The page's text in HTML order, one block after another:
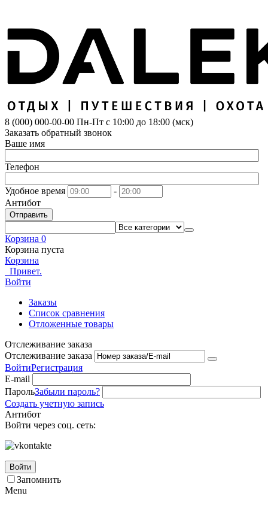
8 (000) 000-00-00 Пн-Пт с 10:00 до 18:00 (мск)
Заказать обратный звонок
Ваше имя
Телефон
Удобное время
-
Антибот
Отправить
Корзина 0
Корзина пуста
Корзина
Привет.
Войти
Заказы
Список сравнения
Отложенные товары
Отслеживание заказа
Отслеживание заказа
ВойтиРегистрация
E-mail
ПарольЗабыли пароль?
Создать учетную запись
Антибот
Войти через соц. сеть:
Войти
Запомнить
Menu